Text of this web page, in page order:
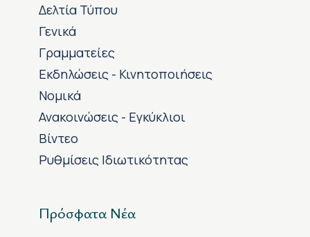
Δελτία Τύπου
Γενικά
Γραμματείες
Εκδηλώσεις - Κινητοποιήσεις
Νομικά
Ανακοινώσεις - Εγκύκλιοι
Βίντεο
Ρυθμίσεις Ιδιωτικότητας
Πρόσφατα Νέα